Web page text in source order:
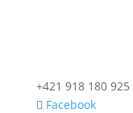
+421 918 180 925
Facebook